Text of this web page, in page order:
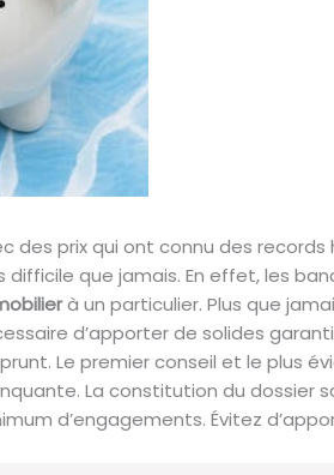
des prix qui ont connu des
difficile que jamais. En effet, les
à un particulier. Plus que
d’apporter de solides
Le premier conseil et le plus
La constitution du dossier
d’engagements. Évitez